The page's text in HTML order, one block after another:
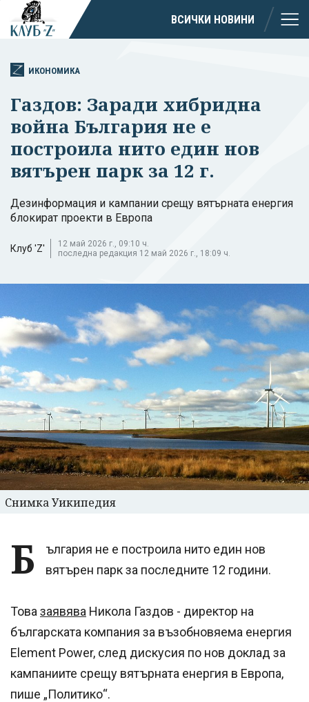
ВСИЧКИ НОВИНИ
ИКОНОМИКА
Газдов: Заради хибридна
война България не е
построила нито един нов
вятърен парк за 12 г.
Дезинформация и кампании срещу вятърната енергия
блокират проекти в Европа
Клуб 'Z'
12 май 2026 г., 09:10 ч.
последна редакция 12 май 2026 г., 18:09 ч.
Снимка Уикипедия
Б
ългария не е построила нито един нов
вятърен парк за последните 12 години.
Това заявява Никола Газдов - директор на
българската компания за възобновяема енергия
Element Power, след дискусия по нов доклад за
кампаниите срещу вятърната енергия в Европа,
пише „Политико“.